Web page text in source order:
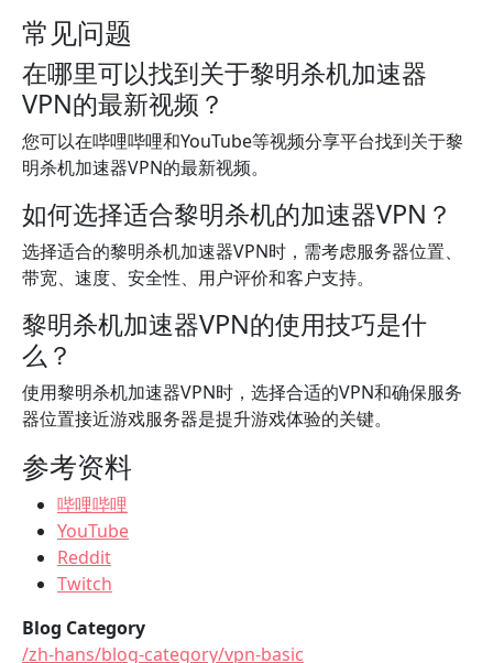
常见问题
在哪里可以找到关于黎明杀机加速器
VPN的最新视频？
您可以在哔哩哔哩和YouTube等视频分享平台找到关于黎
明杀机加速器VPN的最新视频。
如何选择适合黎明杀机的加速器VPN？
选择适合的黎明杀机加速器VPN时，需考虑服务器位置、
带宽、速度、安全性、用户评价和客户支持。
黎明杀机加速器VPN的使用技巧是什
么？
使用黎明杀机加速器VPN时，选择合适的VPN和确保服务
器位置接近游戏服务器是提升游戏体验的关键。
参考资料
哔哩哔哩
YouTube
Reddit
Twitch
Blog Category
/zh-hans/blog-category/vpn-basic